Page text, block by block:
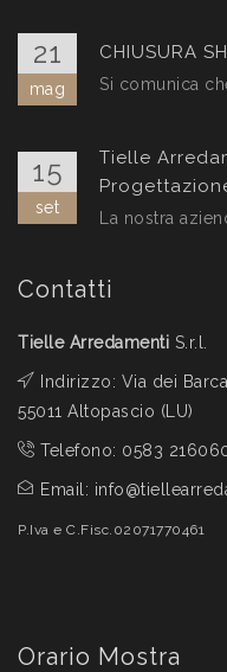
21
mag
CHIUSURA
Si comunica
15
set
Tielle
La nostra
Contatti
Tielle Arredamenti S.r.l.
Indirizzo: Via dei
55011 Altopascio (LU)
Telefono: 0583
Email:
P.Iva e C.Fisc.02071770461
Orario Mostra